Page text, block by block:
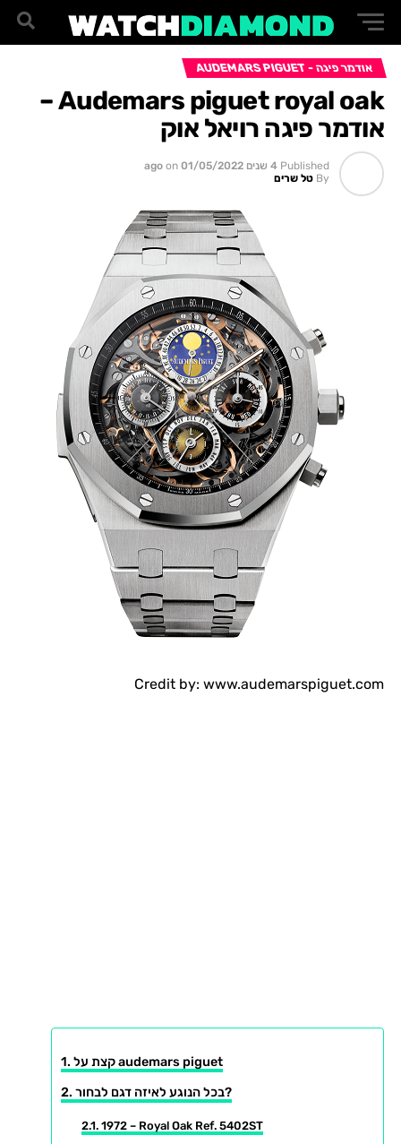
אודמר פיגה - AUDEMARS PIGUET
Audemars piguet royal oak –
אודמר פיגה רויאל אוק
Published 4 שנים ago on 01/05/2022
By טל שרים
Credit by: www.audemarspiguet.com
קצת על audemars piguet
בכל הנוגע לאיזה דגם לבחור?
1972 – Royal Oak Ref. 5402ST